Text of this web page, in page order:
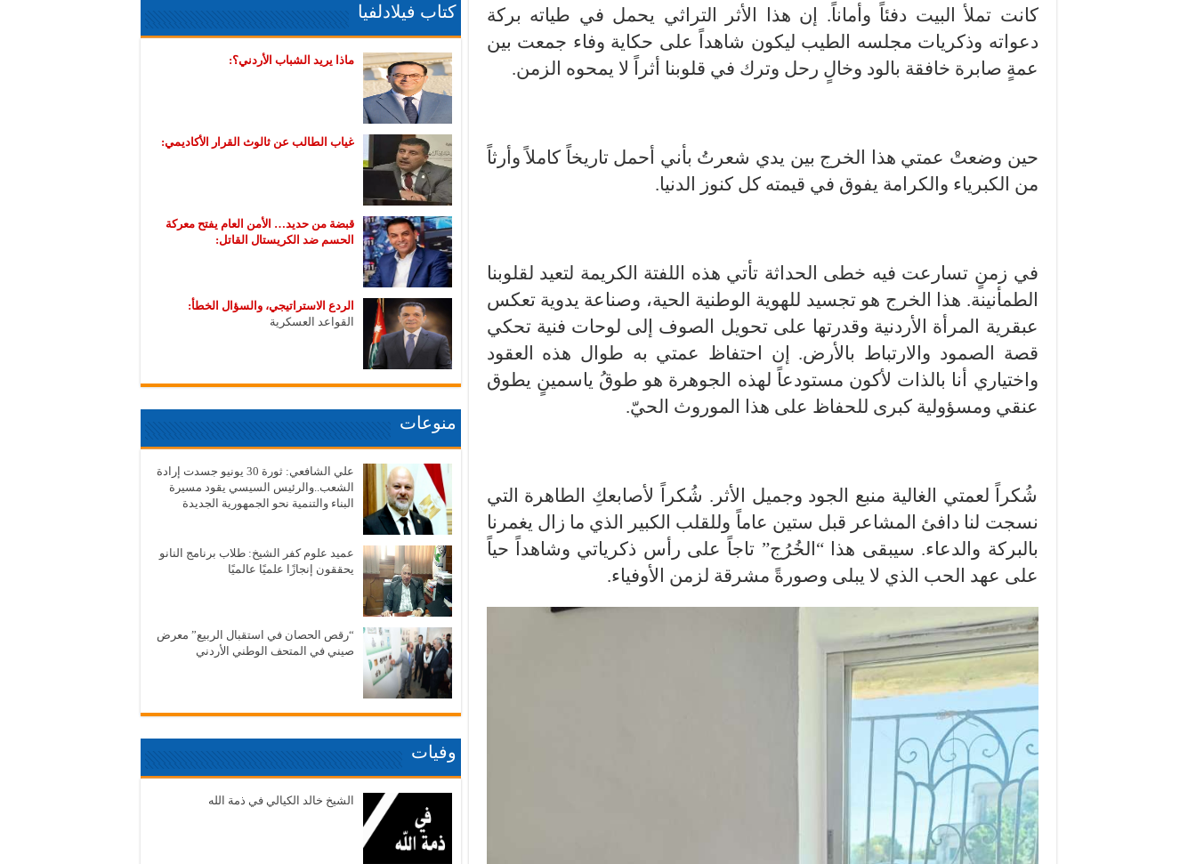
كانت تملأ البيت دفئاً وأماناً. إن هذا الأثر التراثي يحمل في طياته بركة
دعواته وذكريات مجلسه الطيب ليكون شاهداً على حكاية وفاء جمعت بين
عمةٍ صابرة خافقة بالود وخالٍ رحل وترك في قلوبنا أثراً لا يمحوه الزمن.
حين وضعتْ عمتي هذا الخرج بين يدي شعرتُ بأني أحمل تاريخاً كاملاً وأرثاً
من الكبرياء والكرامة يفوق في قيمته كل كنوز الدنيا.
​في زمنٍ تسارعت فيه خطى الحداثة تأتي هذه اللفتة الكريمة لتعيد لقلوبنا
الطمأنينة. هذا الخرج هو تجسيد للهوية الوطنية الحية، وصناعة يدوية تعكس
عبقرية المرأة الأردنية وقدرتها على تحويل الصوف إلى لوحات فنية تحكي
قصة الصمود والارتباط بالأرض. إن احتفاظ عمتي به طوال هذه العقود
واختياري أنا بالذات لأكون مستودعاً لهذه الجوهرة هو طوقُ ياسمينٍ يطوق
عنقي ومسؤولية كبرى للحفاظ على هذا الموروث الحيّ.
شُكراً لعمتي الغالية منبع الجود وجميل الأثر. شُكراً لأصابعكِ الطاهرة التي
نسجت لنا دافئ المشاعر قبل ستين عاماً وللقلب الكبير الذي ما زال يغمرنا
بالبركة والدعاء. سيبقى هذا “الخُرُج” تاجاً على رأس ذكرياتي وشاهداً حياً
على عهد الحب الذي لا يبلى وصورةً مشرقة لزمن الأوفياء.
كتاب فيلادلفيا
ماذا يريد الشباب الأردني؟:
غياب الطالب عن ثالوث القرار الأكاديمي:
قبضة من حديد… الأمن العام يفتح معركة
الحسم ضد الكريستال القاتل:
الردع الاستراتيجي، والسؤال الخطأ:
القواعد العسكرية
منوعات
علي الشافعي: ثورة 30 يونيو جسدت إرادة
الشعب..والرئيس السيسي يقود مسيرة
البناء والتنمية نحو الجمهورية الجديدة
عميد علوم كفر الشيخ: طلاب برنامج النانو
يحققون إنجازًا علميًا عالميًا
“رقص الحصان في استقبال الربيع” معرض
صيني في المتحف الوطني الأردني
وفيات
الشيخ خالد الكيالي في ذمة الله